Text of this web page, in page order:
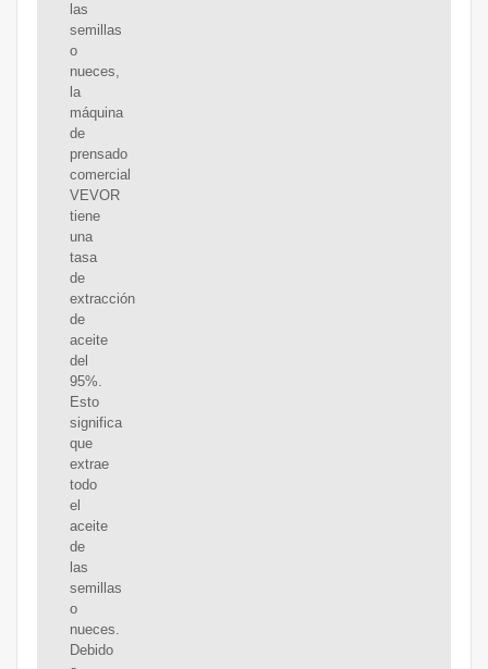
las
semillas
o
nueces,
la
máquina
de
prensado
comercial
VEVOR
tiene
una
tasa
de
extracción
de
aceite
del
95%.
Esto
significa
que
extrae
todo
el
aceite
de
las
semillas
o
nueces.
Debido